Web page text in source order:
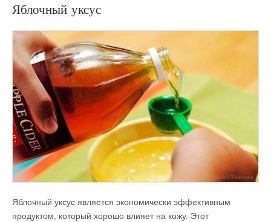
Яблочный уксус
Яблочный уксус является экономически эффективным
продуктом, который хорошо влияет на кожу. Этот